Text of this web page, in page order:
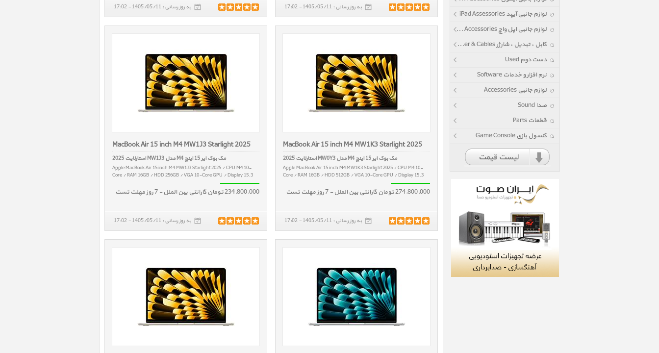
به روز رسانی : 1405/05/11 - 17:02 به روز رسانی : 1405/05/11 - 17:02
MacBook Air 15 inch M4 MW1K3 Starlight 2025
مک بوک ایر 15 اینچ M4 مدل MW0Y3 استارلایت 2025
Apple MacBook Air 15 inch M4 MW1K3 Starlight 2025 / CPU M4 10-
Core / RAM 16GB / HDD 512GB / VGA 10-Core GPU / Display 15.3
274,800,000 تومان گارانتی بین الملل - 7 روز مهلت تست
به روز رسانی : 1405/05/11 - 17:02
MacBook Air 15 inch M4 MW1J3 Starlight 2025
مک بوک ایر 15 اینچ M4 مدل MW1J3 استارلایت 2025
Apple MacBook Air 15 inch M4 MW1J3 Starlight 2025 / CPU M4 10-
Core / RAM 16GB / HDD 256GB / VGA 10-Core GPU / Display 15.3
234,800,000 تومان گارانتی بین الملل - 7 روز مهلت تست
به روز رسانی : 1405/05/11 - 17:02
لوازم جانبی آیپد iPad Assessories
لوازم جانبی اپل واچ Apple Watch Accessories
کابل ، تبدیل ، شارژر Power & Cables
دست دوم Used
نرم افزار و خدمات Software
لوازم جانبی Accessories
صدا Sound
قطعات Parts
کنسول بازی Game Console